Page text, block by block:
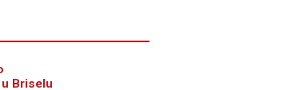
Briselu